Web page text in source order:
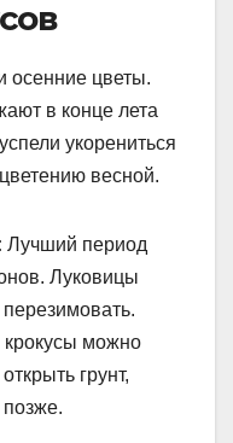
осенние цветы.
в конце лета
укорениться
весной.
Лучший период
Луковицы
перезимовать.
крокусы можно
грунт,
позже.